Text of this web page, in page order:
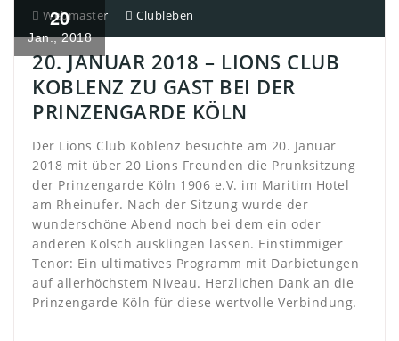
20
Jan., 2018
Webmaster Clubleben
20. JANUAR 2018 – LIONS CLUB
KOBLENZ ZU GAST BEI DER
PRINZENGARDE KÖLN
Der Lions Club Koblenz besuchte am 20. Januar
2018 mit über 20 Lions Freunden die Prunksitzung
der Prinzengarde Köln 1906 e.V. im Maritim Hotel
am Rheinufer. Nach der Sitzung wurde der
wunderschöne Abend noch bei dem ein oder
anderen Kölsch ausklingen lassen. Einstimmiger
Tenor: Ein ultimatives Programm mit Darbietungen
auf allerhöchstem Niveau. Herzlichen Dank an die
Prinzengarde Köln für diese wertvolle Verbindung.